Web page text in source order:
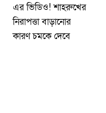
এর ভিডিও! শাহরুখের
নিরাপত্তা বাড়ানোর
কারণ চমকে দেবে